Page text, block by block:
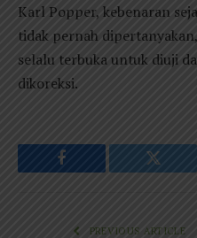
Karl Popper, kebenaran
tidak pernah
selalu terbuka untuk diuji
dikoreksi.
Facebook Twitter
PREVIOUS ARTICLE